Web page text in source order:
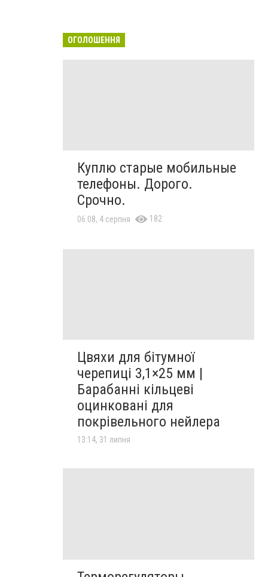
ОГОЛОШЕННЯ
Куплю старые мобильные
телефоны. Дорого.
Срочно.
06:08, 4 серпня 182
Цвяхи для бітумної
черепиці 3,1×25 мм |
Барабанні кільцеві
оцинковані для
покрівельного нейлера
13:14, 31 липня